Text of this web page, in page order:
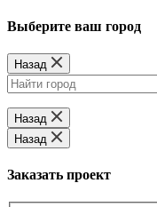
Выберите ваш город
Назад
Назад
Назад
Заказать проект